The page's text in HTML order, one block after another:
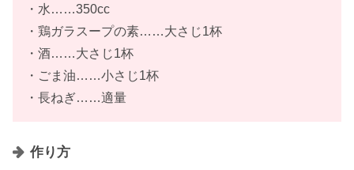
・水……350cc
・鶏ガラスープの素……大さじ1杯
・酒……大さじ1杯
・ごま油……小さじ1杯
・長ねぎ……適量
作り方